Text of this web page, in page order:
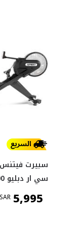
سبيرت فيتنس
سي ار دبليو 800 بلس
SAR 5,995